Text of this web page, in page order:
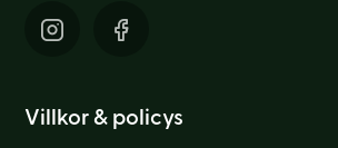
Villkor & policys